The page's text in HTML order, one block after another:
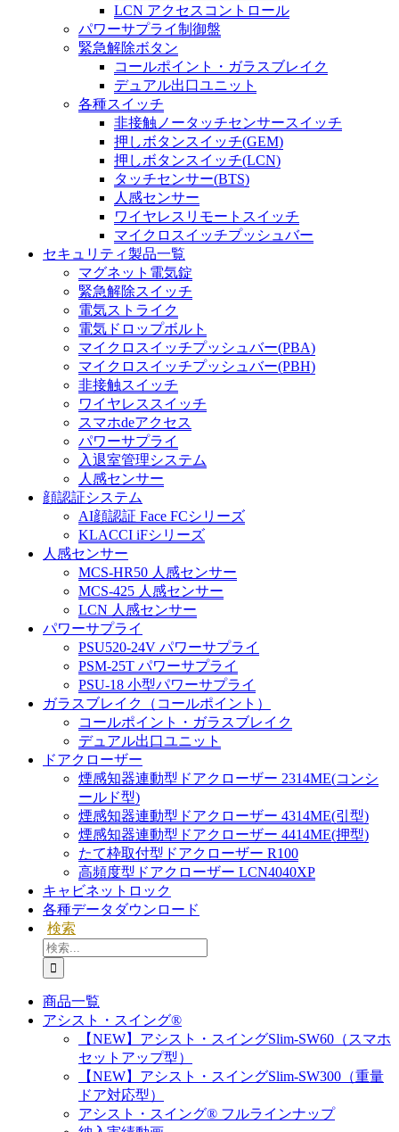
LCN アクセスコントロール
パワーサプライ制御盤
緊急解除ボタン
コールポイント・ガラスブレイク
デュアル出口ユニット
各種スイッチ
非接触ノータッチセンサースイッチ
押しボタンスイッチ(GEM)
押しボタンスイッチ(LCN)
タッチセンサー(BTS)
人感センサー
ワイヤレスリモートスイッチ
マイクロスイッチプッシュバー
セキュリティ製品一覧
マグネット電気錠
緊急解除スイッチ
電気ストライク
電気ドロップボルト
マイクロスイッチプッシュバー(PBA)
マイクロスイッチプッシュバー(PBH)
非接触スイッチ
ワイヤレススイッチ
スマホdeアクセス
パワーサプライ
入退室管理システム
人感センサー
顔認証システム
AI顔認証 Face FCシリーズ
KLACCI iFシリーズ
人感センサー
MCS-HR50 人感センサー
MCS-425 人感センサー
LCN 人感センサー
パワーサプライ
PSU520-24V パワーサプライ
PSM-25T パワーサプライ
PSU-18 小型パワーサプライ
ガラスブレイク（コールポイント）
コールポイント・ガラスブレイク
デュアル出口ユニット
ドアクローザー
煙感知器連動型ドアクローザー 2314ME(コンシ
ールド型)
煙感知器連動型ドアクローザー 4314ME(引型)
煙感知器連動型ドアクローザー 4414ME(押型)
たて枠取付型ドアクローザー R100
高頻度型ドアクローザー LCN4040XP
キャビネットロック
各種データダウンロード
検索
検
索
…
商品一覧
アシスト・スイング®
【NEW】アシスト・スイングSlim-SW60（スマホ
セットアップ型）
【NEW】アシスト・スイングSlim-SW300（重量
ドア対応型）
アシスト・スイング® フルラインナップ